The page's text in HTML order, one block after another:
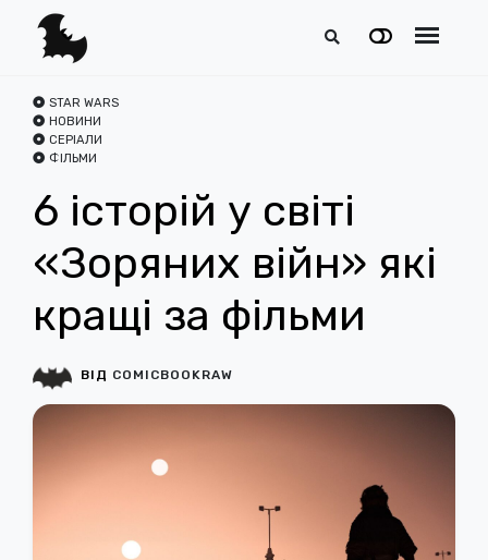
STAR WARS
НОВИНИ
СЕРІАЛИ
ФІЛЬМИ
6 історій у світі
«Зоряних війн» які
кращі за фільми
ВІД COMICBOOKRAW